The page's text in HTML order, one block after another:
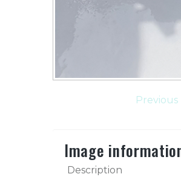
Previous
Image
Description